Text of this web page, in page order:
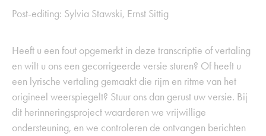
Post-editing: Sylvia Stawski, Ernst Sittig
Heeft u een fout opgemerkt in deze transcriptie of vertaling
en wilt u ons een gecorrigeerde versie sturen? Of heeft u
een lyrische vertaling gemaakt die rijm en ritme van het
origineel weerspiegelt? Stuur ons dan gerust uw versie. Bij
dit herinneringsproject waarderen we vrijwillige
ondersteuning, en we controleren de ontvangen berichten